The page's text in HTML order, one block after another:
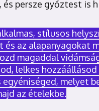
és persze győztest is
stílusos
és az alapanyagokat
magaddal
lelkes hozzáállásod
egyéniséged, melyet
az ételekbe.